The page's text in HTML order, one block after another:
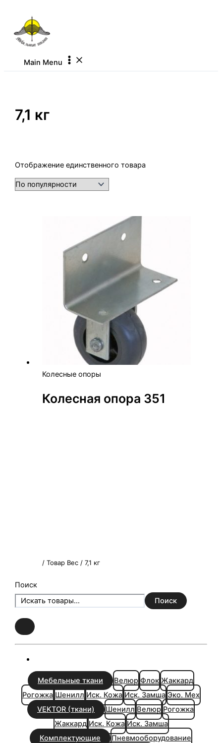
Main Menu
7,1 кг
Отображение единственного товара
Колесные опоры
Колесная опора 351
/ Товар Вес / 7,1 кг
Поиск
Поиск
Мебельные ткани Велюр Флок Жаккард
Рогожка Шенилл Иск. Кожа Иск. Замша Эко. Мех
VEKTOR (ткани)
Шенилл Велюр Рогожка
Жаккард Иск. Кожа Иск. Замша
Комплектующие
Пневмооборудование